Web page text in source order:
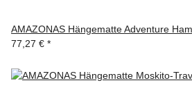
AMAZONAS Hängematte Adventure
77,27 € *